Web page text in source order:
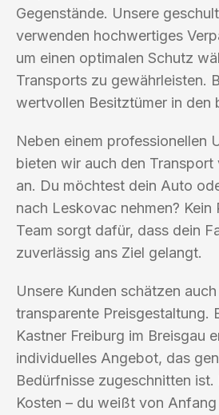
Gegenstände. Unsere
verwenden hochwertiges
um einen optimalen Schutz
Transports zu gewährleisten.
wertvollen Besitztümer in den
Neben einem professionellen
bieten wir auch den Transport
an. Du möchtest dein Auto
nach Leskovac nehmen? Kein
Team sorgt dafür, dass dein
zuverlässig ans Ziel gelangt.
Unsere Kunden schätzen
transparente Preisgestaltung.
Kastner Freiburg im Breisgau
individuelles Angebot, das
Bedürfnisse zugeschnitten
Kosten – du weißt von